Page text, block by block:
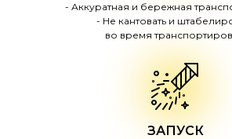
ЗАПУСК
- Аккуратная и бережная
- Не кантовать и
во время